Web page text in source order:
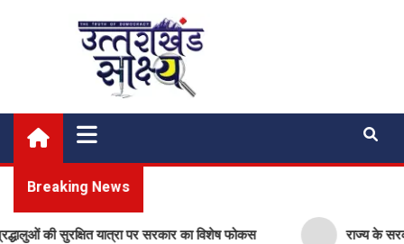
Uttarakhand Shakshya
My News Portal
Breaking News
सुरक्षित यात्रा पर सरकार का विशेष फोकस राज्य के सरकारी